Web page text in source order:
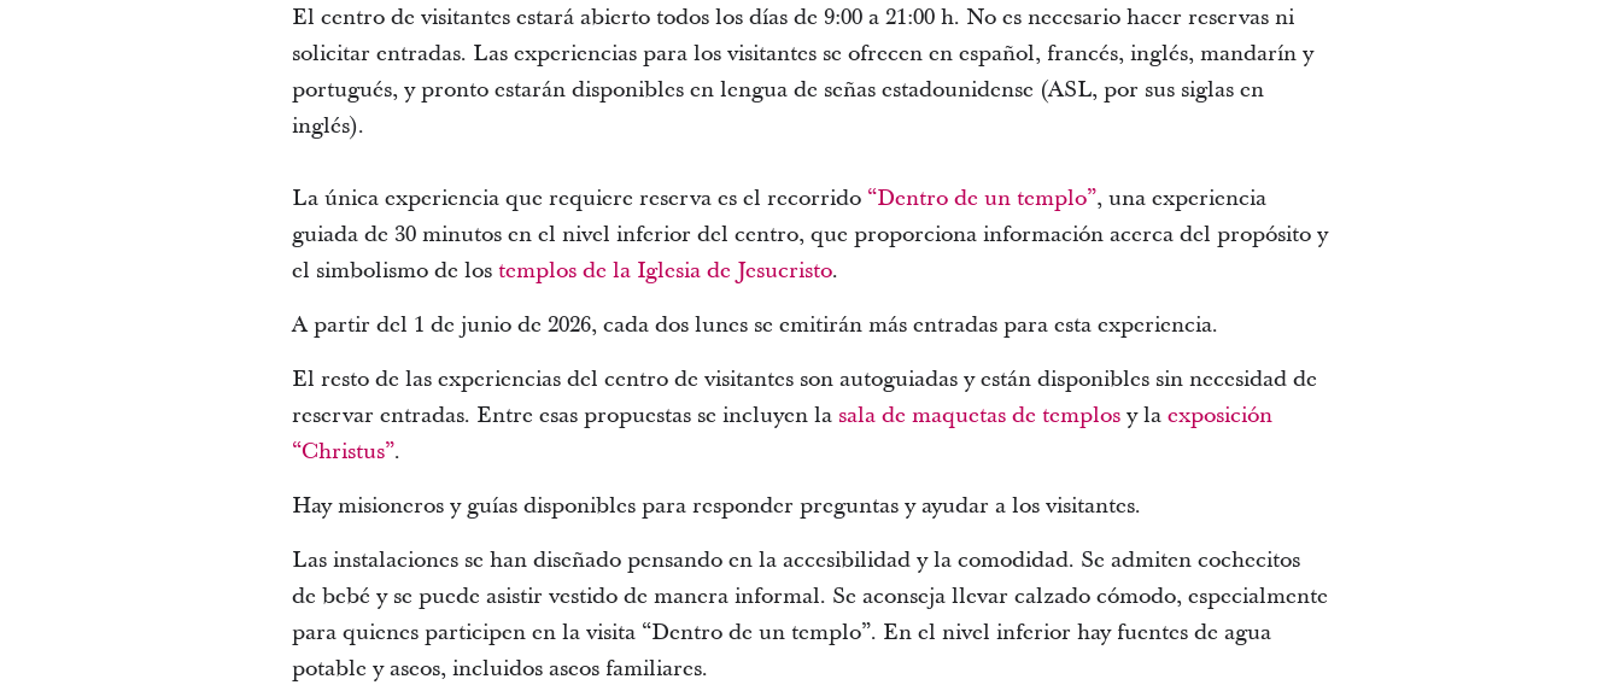
El centro de visitantes estará abierto todos los días de 9:00 a 21:00 h. No es necesario hacer reservas ni
solicitar entradas. Las experiencias para los visitantes se ofrecen en español, francés, inglés, mandarín y
portugués, y pronto estarán disponibles en lengua de señas estadounidense (ASL, por sus siglas en
inglés).
La única experiencia que requiere reserva es el recorrido “Dentro de un templo”, una experiencia
guiada de 30 minutos en el nivel inferior del centro, que proporciona información acerca del propósito y
el simbolismo de los templos de la Iglesia de Jesucristo.
A partir del 1 de junio de 2026, cada dos lunes se emitirán más entradas para esta experiencia.
El resto de las experiencias del centro de visitantes son autoguiadas y están disponibles sin necesidad de
reservar entradas. Entre esas propuestas se incluyen la sala de maquetas de templosy la exposición
“Christus”.
Hay misioneros y guías disponibles para responder preguntas y ayudar a los visitantes.
Las instalaciones se han diseñado pensando en la accesibilidad y la comodidad. Se admiten cochecitos
de bebé y se puede asistir vestido de manera informal. Se aconseja llevar calzado cómodo, especialmente
para quienes participen en la visita “Dentro de un templo”. En el nivel inferior hay fuentes de agua
potable y aseos, incluidos aseos familiares.